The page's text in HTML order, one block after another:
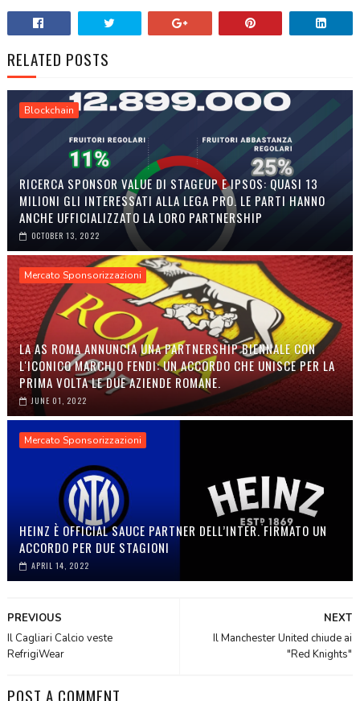
RELATED POSTS
Blockchain
RICERCA SPONSOR VALUE DI STAGEUP E IPSOS: QUASI 13
MILIONI GLI INTERESSATI ALLA LEGA PRO. LE PARTI HANNO
ANCHE UFFICIALIZZATO LA LORO PARTNERSHIP
OCTOBER 13, 2022
Mercato Sponsorizzazioni
LA AS ROMA ANNUNCIA UNA PARTNERSHIP BIENNALE CON
L'ICONICO MARCHIO FENDI: UN ACCORDO CHE UNISCE PER LA
PRIMA VOLTA LE DUE AZIENDE ROMANE.
JUNE 01, 2022
Mercato Sponsorizzazioni
HEINZ È OFFICIAL SAUCE PARTNER DELL’INTER. FIRMATO UN
ACCORDO PER DUE STAGIONI
APRIL 14, 2022
NEXT
Il Manchester United chiude ai
"Red Knights"
PREVIOUS
Il Cagliari Calcio veste
RefrigiWear
POST A COMMENT